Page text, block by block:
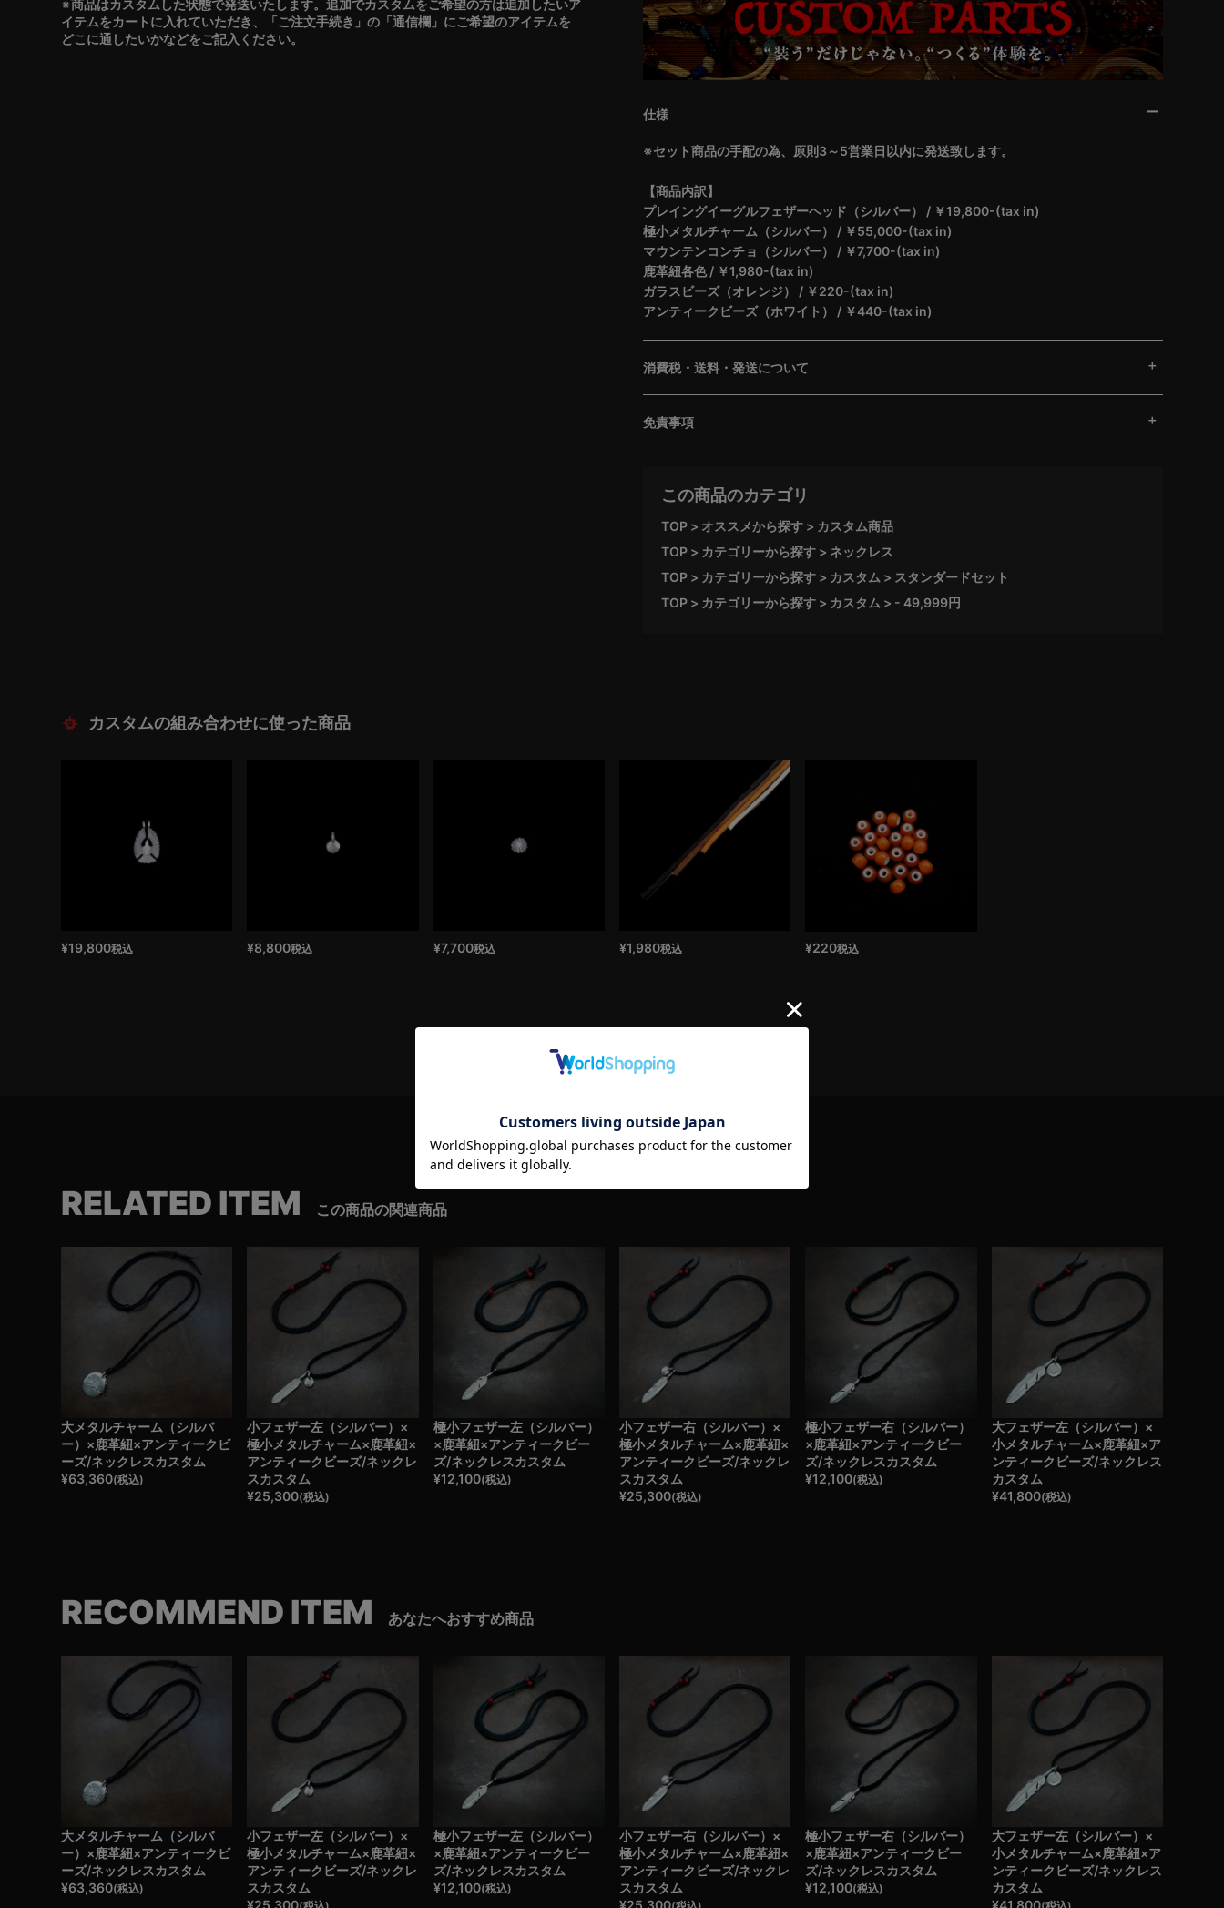
※商品はカスタムした状態で発送いたします。追加でカスタムをご希望の方は追加したいア
イテムをカートに入れていただき、「ご注文手続き」の「通信欄」にご希望のアイテムを
どこに通したいかなどをご記入ください。
仕様
※セット商品の手配の為、原則3～5営業日以内に発送致します。
【商品内訳】
プレイングイーグルフェザーヘッド（シルバー） / ￥19,800-(tax in)
極小メタルチャーム（シルバー） / ￥55,000-(tax in)
マウンテンコンチョ（シルバー） / ￥7,700-(tax in)
鹿革紐各色 / ￥1,980-(tax in)
ガラスビーズ（オレンジ） / ￥220-(tax in)
アンティークビーズ（ホワイト） / ￥440-(tax in)
消費税・送料・発送について
免責事項
この商品のカテゴリ
TOP オススメから探す
カスタム商品
TOP
カテゴリーから探す
ネックレス
TOP
カテゴリーから探す カスタム
スタンダードセット
TOP
カテゴリーから探す カスタム - 49,999円
¥19,800税込 ¥8,800税込 ¥7,700税込 ¥1,980税込 ¥220税込
RELATED ITEM この商品の関連商品
大メタルチャーム（シルバ
ー）×鹿革紐×アンティークビ
ーズ/ネックレスカスタム
¥63,360(税込)
小フェザー左（シルバー）×
極小メタルチャーム×鹿革紐×
アンティークビーズ/ネックレ
スカスタム
¥25,300(税込)
極小フェザー左（シルバー）
×鹿革紐×アンティークビー
ズ/ネックレスカスタム
¥12,100(税込)
小フェザー右（シルバー）×
極小メタルチャーム×鹿革紐×
アンティークビーズ/ネックレ
スカスタム
¥25,300(税込)
極小フェザー右（シルバー）
×鹿革紐×アンティークビー
ズ/ネックレスカスタム
¥12,100(税込)
大フェザー左（シルバー）×
小メタルチャーム×鹿革紐×ア
ンティークビーズ/ネックレス
カスタム
¥41,800(税込)
RECOMMEND ITEM あなたへおすすめ商品
大メタルチャーム（シルバ
ー）×鹿革紐×アンティークビ
ーズ/ネックレスカスタム
¥63,360(税込)
小フェザー左（シルバー）×
極小メタルチャーム×鹿革紐×
アンティークビーズ/ネックレ
スカスタム
極小フェザー左（シルバー）
×鹿革紐×アンティークビー
ズ/ネックレスカスタム
¥12,100(税込)
小フェザー右（シルバー）×
極小メタルチャーム×鹿革紐×
アンティークビーズ/ネックレ
スカスタム
極小フェザー右（シルバー）
×鹿革紐×アンティークビー
ズ/ネックレスカスタム
¥12,100(税込)
大フェザー左（シルバー）×
小メタルチャーム×鹿革紐×ア
ンティークビーズ/ネックレス
カスタム